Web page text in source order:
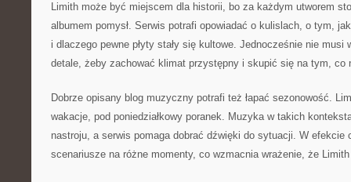
Limith może być miejscem dla historii, bo za każdym utworem
albumem pomysł. Serwis potrafi opowiadać o kulislach, o tym,
i dlaczego pewne płyty stały się kultowe. Jednocześnie nie musi
detale, żeby zachować klimat przystępny i skupić się na tym, co
Dobrze opisany blog muzyczny potrafi też łapać sezonowość.
wakacje, pod poniedziałkowy poranek. Muzyka w takich
nastroju, a serwis pomaga dobrać dźwięki do sytuacji. W efekcie
scenariusze na różne momenty, co wzmacnia wrażenie, że